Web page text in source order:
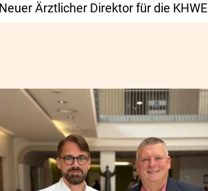
Neuer Ärztlicher Direktor für die KHWE